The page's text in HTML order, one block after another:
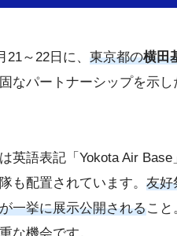
～22日に、 東京都の横田
なパートナーシップを示
英語表記「Yokota Air
も配置されています。 友好
一挙に展示公開されるこ